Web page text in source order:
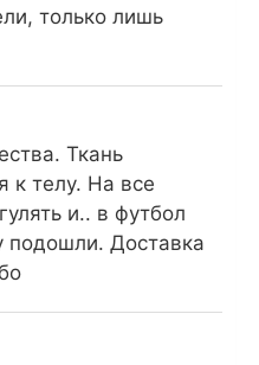
только лишь
Ткань
к телу. На все
и.. в футбол
подошли. Доставка